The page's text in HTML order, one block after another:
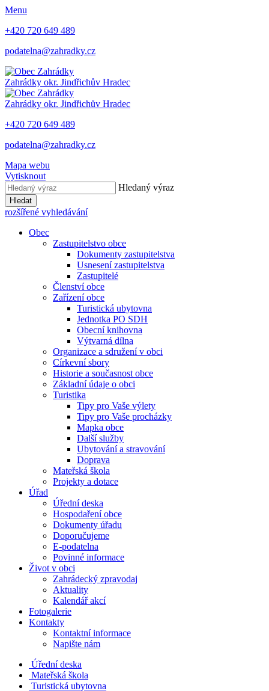
Menu
+420 720 649 489
podatelna@zahradky.cz
Zahrádky okr. Jindřichův Hradec
Zahrádky okr. Jindřichův Hradec
+420 720 649 489
podatelna@zahradky.cz
Mapa webu
Vytisknout
Hledaný výraz
Hledat
rozšířené vyhledávání
Obec
Zastupitelstvo obce
Dokumenty zastupitelstva
Usnesení zastupitelstva
Zastupitelé
Členství obce
Zařízení obce
Turistická ubytovna
Jednotka PO SDH
Obecní knihovna
Výtvarná dílna
Organizace a sdružení v obci
Církevní sbory
Historie a současnost obce
Základní údaje o obci
Turistika
Tipy pro Vaše výlety
Tipy pro Vaše procházky
Mapka obce
Další služby
Ubytování a stravování
Doprava
Mateřská škola
Projekty a dotace
Úřad
Úřední deska
Hospodaření obce
Dokumenty úřadu
Doporučujeme
E-podatelna
Povinné informace
Život v obci
Zahrádecký zpravodaj
Aktuality
Kalendář akcí
Fotogalerie
Kontakty
Kontaktní informace
Napište nám
Úřední deska
Mateřská škola
Turistická ubytovna